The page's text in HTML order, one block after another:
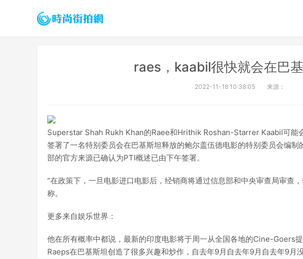
raes，kaabil很快就会在巴
2022-11-18 10:38:05 来源：
Superstar Shah Rukh Khan的Raee和Hrithik Roshan-Starrer Kaabil可能
签署了一名特别委员会在巴基斯坦释放的鲍尔盖伍德电影的特别委员会编
部的官方来源已确认为PTI概述已由下午签署。
“在政策下，一旦电影进口电影后，经销商将通过信息部和中央审查局审查
称。
更多来自娱乐世界：
他在所有概率中都说，最新的印度电影将于周一从全国各地的Cine-Goers
Raeps在巴基斯坦创造了很多兴趣和炒作，自去年9月自去年9月自去年9月